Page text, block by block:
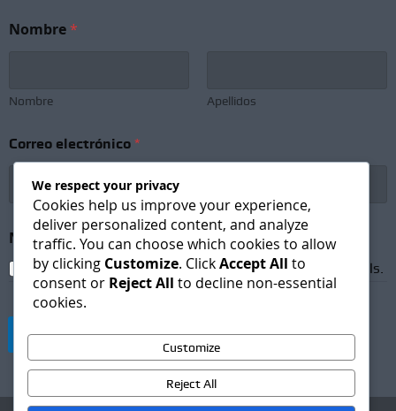
Nombre*
Nombre Apellidos
Correo electrónico *
o
m
b
Newsletter Subscription*
I agree to receive newsletters and promotional emails.
Suscribirse
We respect your privacy
Cookies help us improve your experience,
deliver personalized content, and analyze
traffic. You can choose which cookies to allow
by clicking Customize. ClickAccept All to
consent or Reject All to decline non-essential
cookies.
Customize
Reject All